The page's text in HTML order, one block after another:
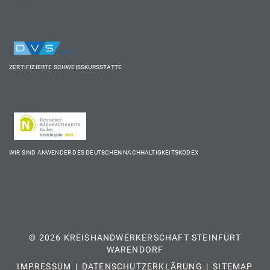
ZERTIFIZIERTE SCHWEISSKURSSTÄTTE
WIR SIND ANWENDER DES DEUTSCHEN NACHHALTIGKEITSKODEX
© 2026 KREISHANDWERKERSCHAFT STEINFURT
WARENDORF
IMPRESSUM
DATENSCHUTZERKLÄRUNG SITEMAP